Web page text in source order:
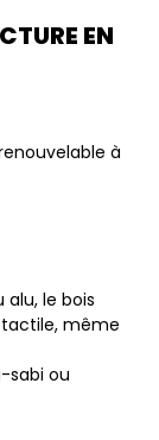
EN
à
le bois
même
sabi ou